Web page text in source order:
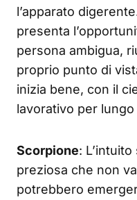
l’apparato
presenta
persona ambigua,
proprio punto di
inizia bene, con il
lavorativo per
Scorpione:
preziosa che non
potrebbero